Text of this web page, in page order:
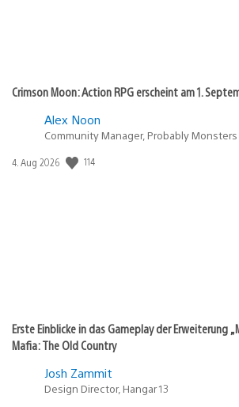
Crimson Moon: Action RPG erscheint am 1.
Alex Noon
Community Manager, Probably Monsters
Veröffentlichungsdatum:
4. Aug 2026 114
Erste Einblicke in das Gameplay der Erweiterung
Mafia: The Old Country
Josh Zammit
Design Director, Hangar 13